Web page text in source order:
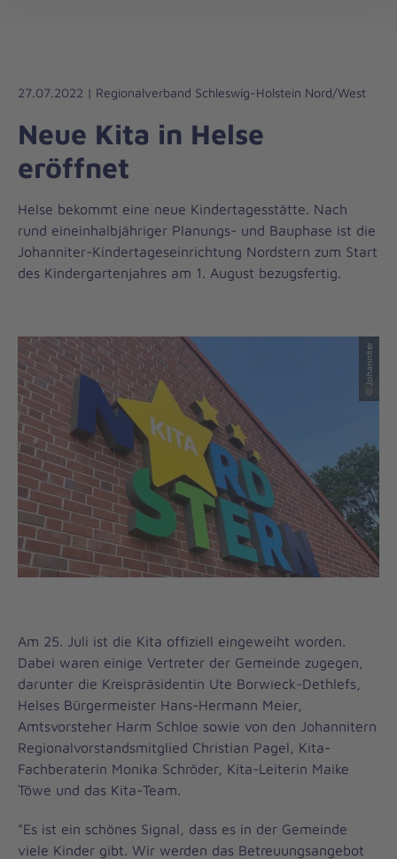
Liebe
Leben
27.07.2022 | Regionalverband Schleswig-Holstein Nord/West
Neue Kita in Helse
eröffnet
Helse bekommt eine neue Kindertagesstätte. Nach
rund eineinhalbjähriger Planungs- und Bauphase ist die
Johanniter-Kindertageseinrichtung Nordstern zum Start
des Kindergartenjahres am 1. August bezugsfertig.
© Johanniter
Am 25. Juli ist die Kita offiziell eingeweiht worden.
Dabei waren einige Vertreter der Gemeinde zugegen,
darunter die Kreispräsidentin Ute Borwieck-Dethlefs,
Helses Bürgermeister Hans-Hermann Meier,
Amtsvorsteher Harm Schloe sowie von den Johannitern
Regionalvorstandsmitglied Christian Pagel, Kita-
Fachberaterin Monika Schröder, Kita-Leiterin Maike
Töwe und das Kita-Team.
"Es ist ein schönes Signal, dass es in der Gemeinde
viele Kinder gibt. Wir werden das Betreuungsangebot